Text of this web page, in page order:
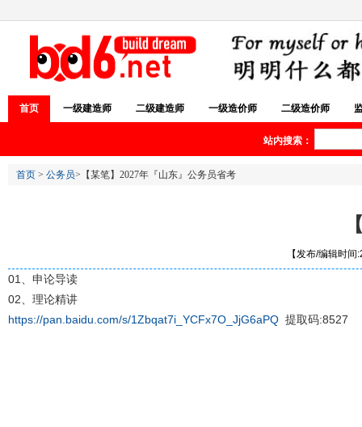
首页 一级建造师 二级建造师 一级造价师 二级造价师
站内搜索：
首页 > 公务员>【某笔】2027年『山东』公务员省考
【发布/编辑时
01、申论导读
02、理论精讲
https://pan.baidu.com/s/1Zbqat7i_YCFx7O_JjG6aPQ 提取码:8527